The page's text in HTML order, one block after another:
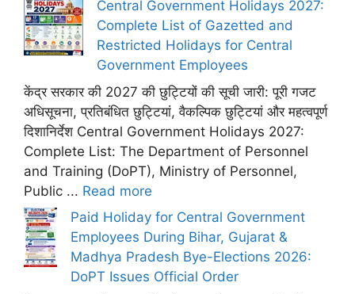
Central Government Holidays 2027:
Complete List of Gazetted and
Restricted Holidays for Central
Government Employees
केंद्र सरकार की 2027 की छुट्टियों की सूची जारी: पूरी गजट
अधिसूचना, प्रतिबंधित छुट्टियां, वैकल्पिक छुट्टियां और महत्वपूर्ण
दिशानिर्देश Central Government Holidays 2027:
Complete List: The Department of Personnel
and Training (DoPT), Ministry of Personnel,
Public ... Read more
Paid Holiday for Central Government
Employees During Bihar, Gujarat &
Madhya Pradesh Bye-Elections 2026:
DoPT Issues Official Order